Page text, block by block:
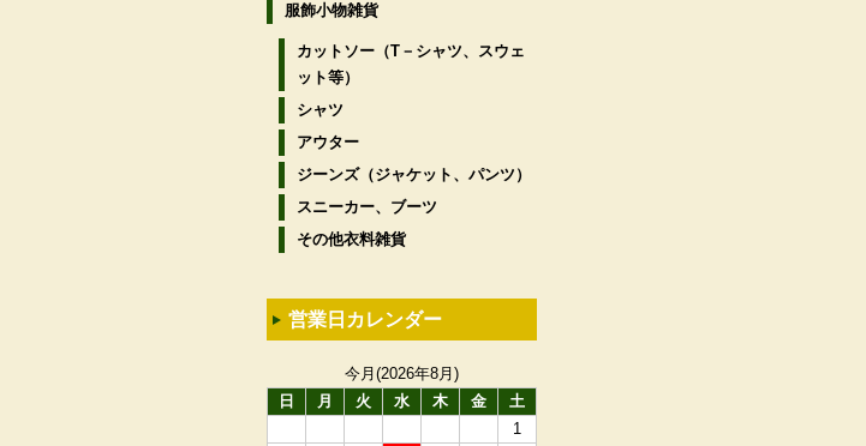
服飾小物雑貨
カットソー（T－シャツ、スウェ
ット等）
シャツ
アウター
ジーンズ（ジャケット、パンツ）
スニーカー、ブーツ
その他衣料雑貨
営業日カレンダー
今月(2026年8月)
日
月 火 水 木 金
土
1